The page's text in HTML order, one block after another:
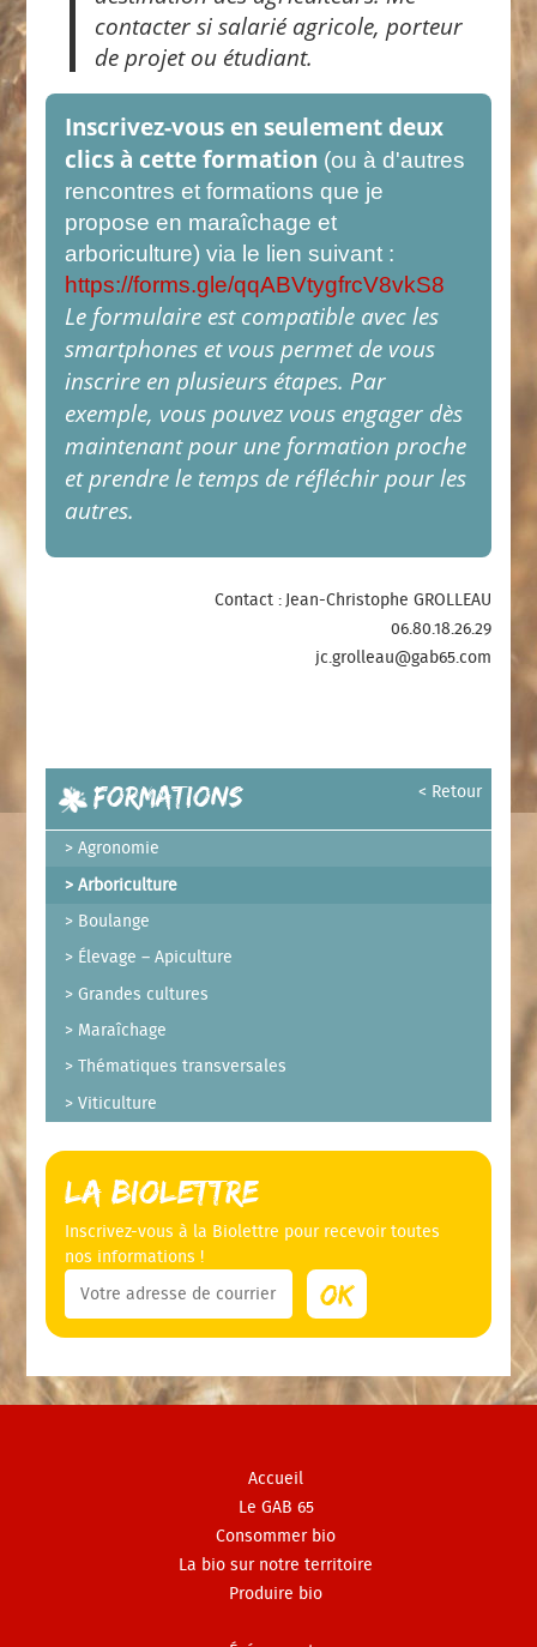
contacter si salarié agricole, porteur
de projet ou étudiant.
Inscrivez-vous en seulement deux
clics à cette formation (ou à d'autres
rencontres et formations que je
propose en maraîchage et
arboriculture) via le lien suivant :
https://forms.gle/qqABVtygfrcV8vkS8
Le formulaire est compatible avec les
smartphones et vous permet de vous
inscrire en plusieurs étapes. Par
exemple, vous pouvez vous engager dès
maintenant pour une formation proche
et prendre le temps de réfléchir pour les
autres.
Contact : Jean-Christophe GROLLEAU
06.80.18.26.29
jc.grolleau@gab65.com
< Retour
Formations
Agronomie
Arboriculture
Boulange
Élevage – Apiculture
Grandes cultures
Maraîchage
Thématiques transversales
Viticulture
La Biolettre
Inscrivez-vous à la Biolettre pour recevoir toutes
nos informations !
Accueil
Le GAB 65
Consommer bio
La bio sur notre territoire
Produire bio